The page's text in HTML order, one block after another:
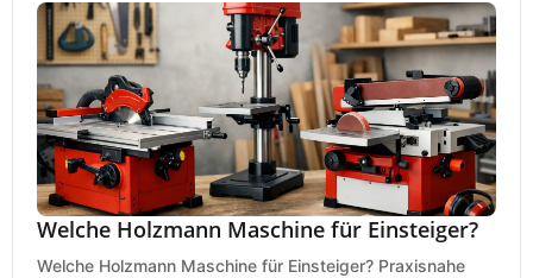
Welche Holzmann Maschine für Einsteiger?
Welche Holzmann Maschine für Einsteiger? Praxisnahe